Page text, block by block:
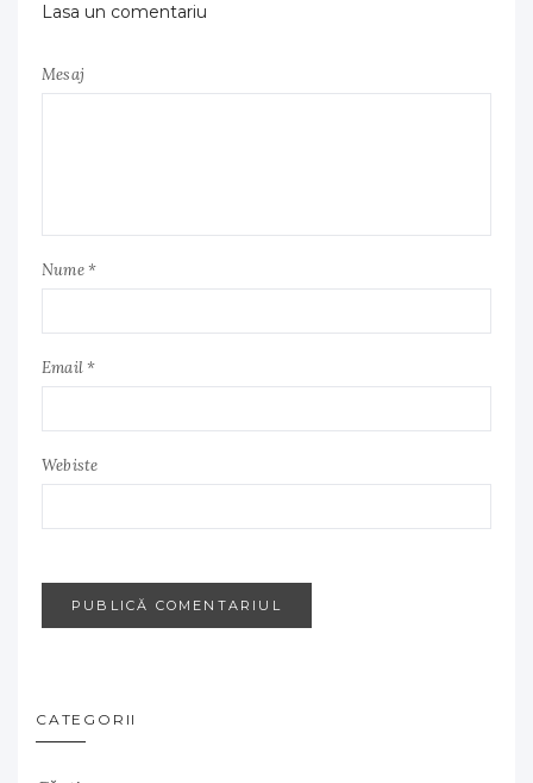
Lasa un comentariu
Mesaj
Nume *
Email *
Webiste
CATEGORII